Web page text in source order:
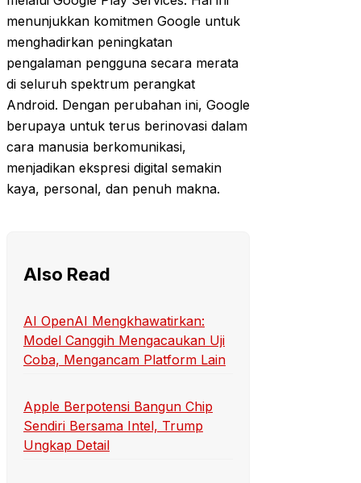
menunjukkan komitmen Google untuk
menghadirkan peningkatan
pengalaman pengguna secara merata
di seluruh spektrum perangkat
Android. Dengan perubahan ini, Google
berupaya untuk terus berinovasi dalam
cara manusia berkomunikasi,
menjadikan ekspresi digital semakin
kaya, personal, dan penuh makna.
Also Read
AI OpenAI Mengkhawatirkan:
Model Canggih Mengacaukan Uji
Coba, Mengancam Platform Lain
Apple Berpotensi Bangun Chip
Sendiri Bersama Intel, Trump
Ungkap Detail